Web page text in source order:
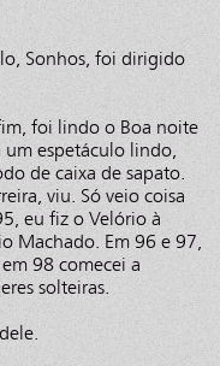
Sonhos, foi dirigido
foi lindo o Boa noite
um espetáculo lindo,
de caixa de sapato.
viu. Só veio coisa
eu fiz o Velório à
Machado. Em 96 e 97,
98 comecei a
solteiras.